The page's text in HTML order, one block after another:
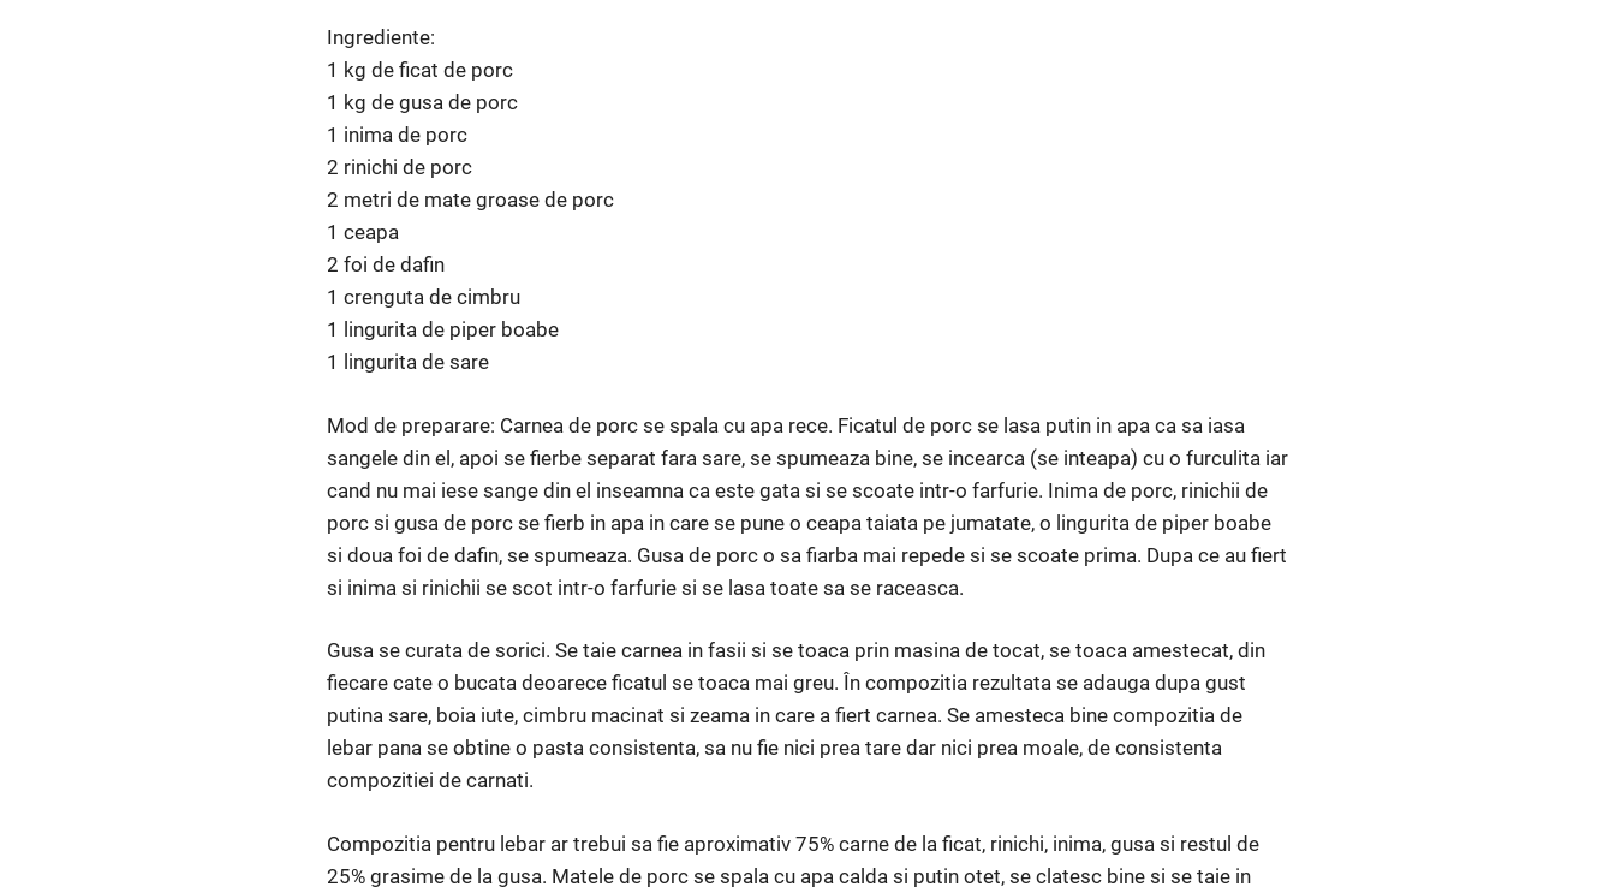
Ingrediente:
1 kg de ficat de porc
1 kg de gusa de porc
1 inima de porc
2 rinichi de porc
2 metri de mate groase de porc
1 ceapa
2 foi de dafin
1 crenguta de cimbru
1 lingurita de piper boabe
1 lingurita de sare
Mod de preparare: Carnea de porc se spala cu apa rece. Ficatul de porc se lasa putin in apa ca sa iasa
sangele din el, apoi se fierbe separat fara sare, se spumeaza bine, se incearca (se inteapa) cu o furculita iar
cand nu mai iese sange din el inseamna ca este gata si se scoate intr-o farfurie. Inima de porc, rinichii de
porc si gusa de porc se fierb in apa in care se pune o ceapa taiata pe jumatate, o lingurita de piper boabe
si doua foi de dafin, se spumeaza. Gusa de porc o sa fiarba mai repede si se scoate prima. Dupa ce au fiert
si inima si rinichii se scot intr-o farfurie si se lasa toate sa se raceasca.
Gusa se curata de sorici. Se taie carnea in fasii si se toaca prin masina de tocat, se toaca amestecat, din
fiecare cate o bucata deoarece ficatul se toaca mai greu. În compozitia rezultata se adauga dupa gust
putina sare, boia iute, cimbru macinat si zeama in care a fiert carnea. Se amesteca bine compozitia de
lebar pana se obtine o pasta consistenta, sa nu fie nici prea tare dar nici prea moale, de consistenta
compozitiei de carnati.
Compozitia pentru lebar ar trebui sa fie aproximativ 75% carne de la ficat, rinichi, inima, gusa si restul de
25% grasime de la gusa. Matele de porc se spala cu apa calda si putin otet, se clatesc bine si se taie in